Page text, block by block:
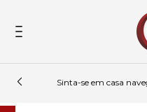
Sinta-se em casa